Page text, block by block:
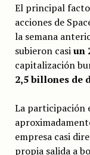
El principal
acciones de
la semana
subieron casiun
capitalización
2,5 billones de
La participación
empresa casi
propia salida a